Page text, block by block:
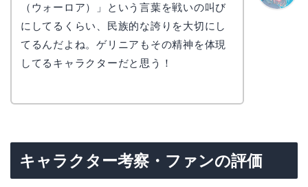
（ウォーロア）」という言葉を戦いの叫び
にしてるくらい、民族的な誇りを大切にし
てるんだよね。ゲリニアもその精神を体現
してるキャラクターだと思う！
キャラクター考察・ファンの評価